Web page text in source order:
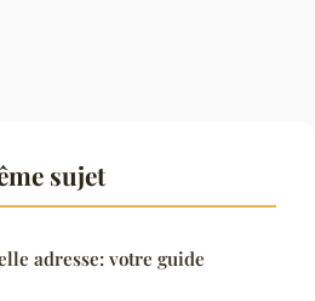
sujet
adresse: votre guide